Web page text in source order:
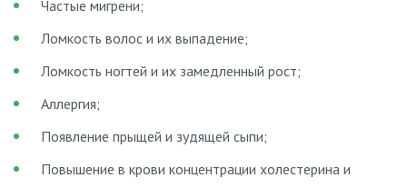
Частые мигрени;
Ломкость волос и их выпадение;
Ломкость ногтей и их замедленный рост;
Аллергия;
Появление прыщей и зудящей сыпи;
Повышение в крови концентрации холестерина и